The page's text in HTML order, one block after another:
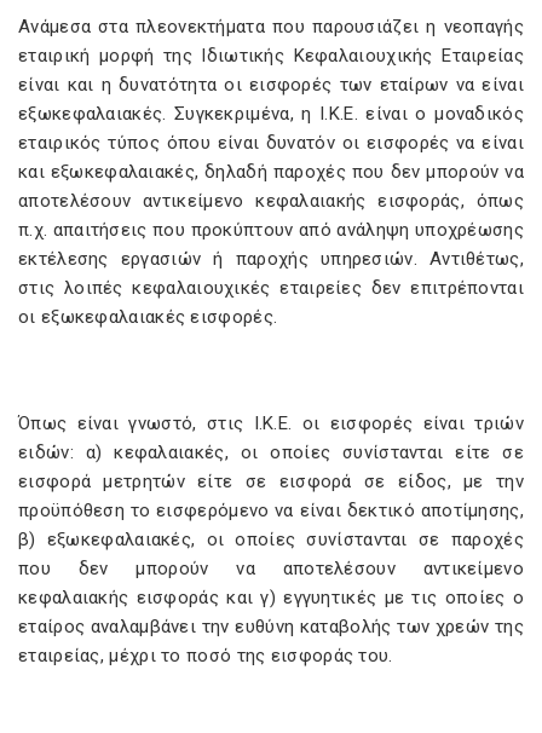
Ανάμεσα στα πλεονεκτήματα που παρουσιάζει η νεοπαγής
εταιρική μορφή της Ιδιωτικής Κεφαλαιουχικής Εταιρείας
είναι και η δυνατότητα οι εισφορές των εταίρων να είναι
εξωκεφαλαιακές. Συγκεκριμένα, η Ι.Κ.Ε. είναι ο μοναδικός
εταιρικός τύπος όπου είναι δυνατόν οι εισφορές να είναι
και εξωκεφαλαιακές, δηλαδή παροχές που δεν μπορούν να
αποτελέσουν αντικείμενο κεφαλαιακής εισφοράς, όπως
π.χ. απαιτήσεις που προκύπτουν από ανάληψη υποχρέωσης
εκτέλεσης εργασιών ή παροχής υπηρεσιών. Αντιθέτως,
στις λοιπές κεφαλαιουχικές εταιρείες δεν επιτρέπονται
οι εξωκεφαλαιακές εισφορές.
Όπως είναι γνωστό, στις Ι.Κ.Ε. οι εισφορές είναι τριών
ειδών: α) κεφαλαιακές, οι οποίες συνίστανται είτε σε
εισφορά μετρητών είτε σε εισφορά σε είδος, με την
προϋπόθεση το εισφερόμενο να είναι δεκτικό αποτίμησης,
β) εξωκεφαλαιακές, οι οποίες συνίστανται σε παροχές
που δεν μπορούν να αποτελέσουν αντικείμενο
κεφαλαιακής εισφοράς και γ) εγγυητικές με τις οποίες ο
εταίρος αναλαμβάνει την ευθύνη καταβολής των χρεών της
εταιρείας, μέχρι το ποσό της εισφοράς του.